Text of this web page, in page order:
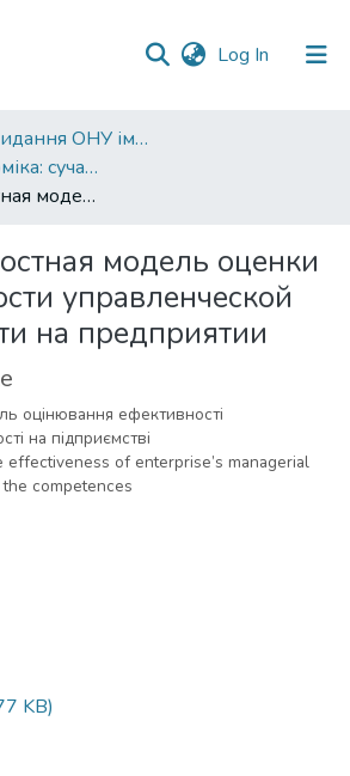
Log In (current)
Наукові видання ОНУ імені І. І. Мечникова
Ринкова економіка: сучасна теорія і практика управління
Компетентностная модель оценки эффективности управленческой деятельности на предприятии
модель оценки
управленческой
на предприятии
оцінювання ефективності
на підприємстві
of enterprise’s managerial
competences
KB)